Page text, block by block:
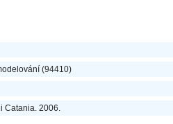
(94410)
Catania. 2006.